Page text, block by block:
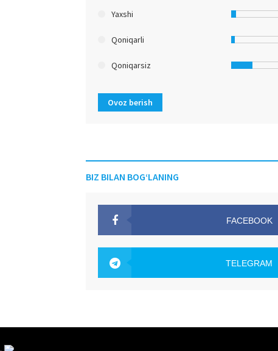
Yaxshi
Qoniqarli
Qoniqarsiz
Ovoz berish
BIZ BILAN BOG‘LANING
FACEBOOK
TELEGRAM